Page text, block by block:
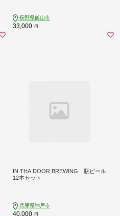
長野県飯山市
33,000 円
IN THA DOOR BREWING 瓶ビール
12本セット
兵庫県神戸市
40,000 円